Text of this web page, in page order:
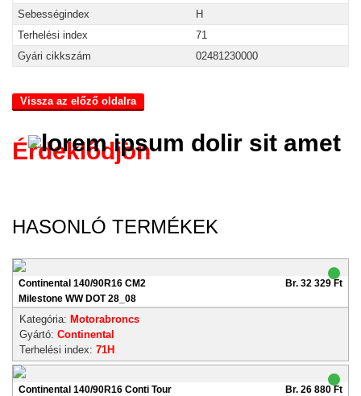
Sebességindex
H
Terhelési index
71
Gyári cikkszám
02481230000
Vissza az előző oldalra
Érdeklődjön
HASONLÓ TERMÉKEK
Continental 140/90R16 CM2
Milestone WW DOT 28_08
Br. 32 329 Ft
Kategória: Motorabroncs
Gyártó: Continental
Terhelési index: 71H
Continental 140/90R16 Conti Tour
Br. 26 880 Ft